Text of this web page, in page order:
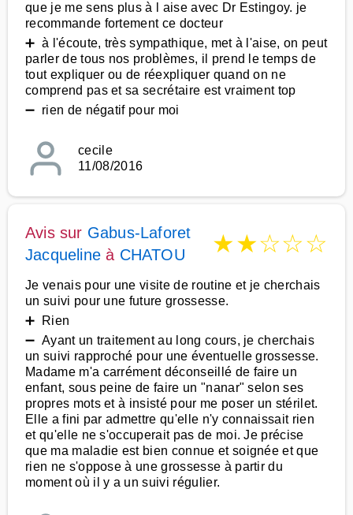
que je me sens plus à l aise avec Dr Estingoy. je
recommande fortement ce docteur
➕ à l'écoute, très sympathique, met à l'aise, on peut
parler de tous nos problèmes, il prend le temps de
tout expliquer ou de réexpliquer quand on ne
comprend pas et sa secrétaire est vraiment top
➖ rien de négatif pour moi
cecile
11/08/2016
Avis sur Gabus-Laforet
Jacqueline à CHATOU ★★☆☆☆
Je venais pour une visite de routine et je cherchais
un suivi pour une future grossesse.
➕ Rien
➖ Ayant un traitement au long cours, je cherchais
un suivi rapproché pour une éventuelle grossesse.
Madame m'a carrément déconseillé de faire un
enfant, sous peine de faire un "nanar" selon ses
propres mots et à insisté pour me poser un stérilet.
Elle a fini par admettre qu'elle n'y connaissait rien
et qu'elle ne s'occuperait pas de moi. Je précise
que ma maladie est bien connue et soignée et que
rien ne s'oppose à une grossesse à partir du
moment où il y a un suivi régulier.